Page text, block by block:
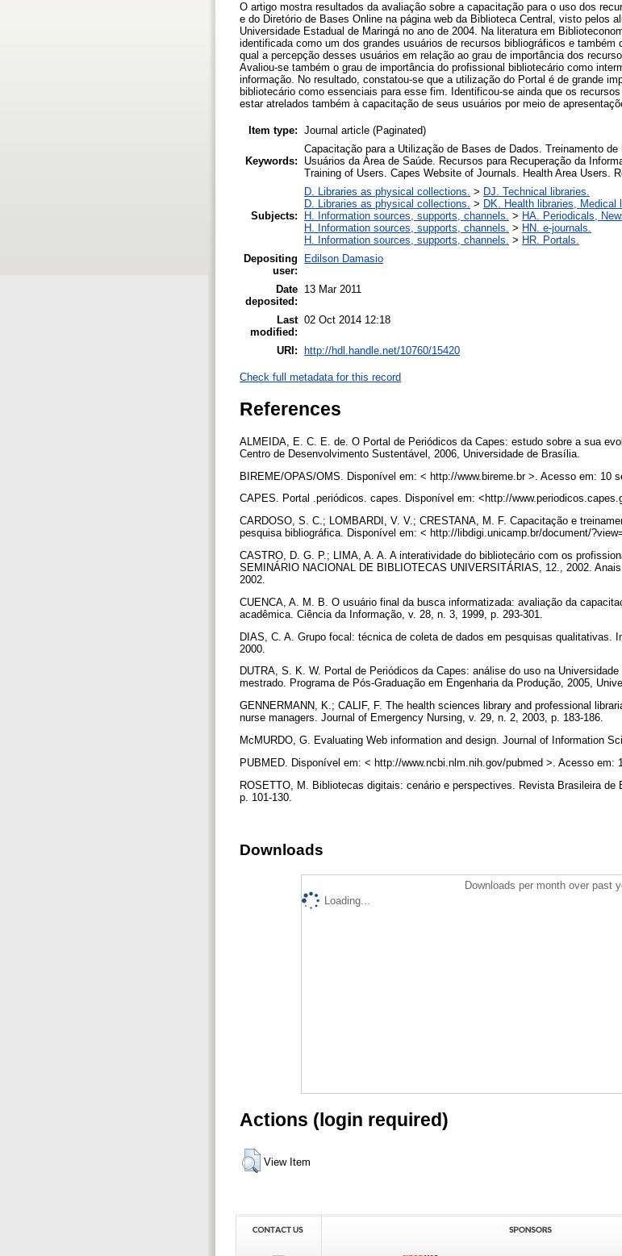
O artigo mostra resultados da avaliação sobre a capacitação para o uso dos
e do Diretório de Bases Online na página web da Biblioteca Central, visto pelos
Universidade Estadual de Maringá no ano de 2004. Na literatura em
identificada como um dos grandes usuários de recursos bibliográficos e
qual a percepção desses usuários em relação ao grau de importância dos
Avaliou-se também o grau de importância do profissional bibliotecário como
informação. No resultado, constatou-se que a utilização do Portal é de grande
bibliotecário como essenciais para esse fim. Identificou-se ainda que os
estar atrelados também à capacitação de seus usuários por meio de
Item type: Journal article (Paginated)
Keywords:
Capacitação para a Utilização de Bases de Dados. Treinamento
Usuários da Área de Saúde. Recursos para Recuperação da
Training of Users. Capes Website of Journals. Health Area Users.
Subjects:
D. Libraries as physical collections. > DJ. Technical libraries.
D. Libraries as physical collections. > DK. Health libraries, Medical
H. Information sources, supports, channels. > HA. Periodicals,
H. Information sources, supports, channels. > HN. e-journals.
H. Information sources, supports, channels. > HR. Portals.
Depositing
user:
Edilson Damasio
Date
deposited:
13 Mar 2011
Last
modified:
02 Oct 2014 12:18
URI: http://hdl.handle.net/10760/15420
Check full metadata for this record
References
ALMEIDA, E. C. E. de. O Portal de Periódicos da Capes: estudo sobre a sua
Centro de Desenvolvimento Sustentável, 2006, Universidade de Brasília.
BIREME/OPAS/OMS. Disponível em: < http://www.bireme.br >. Acesso em: 10
CAPES. Portal .periódicos. capes. Disponível em: <http://
CARDOSO, S. C.; LOMBARDI, V. V.; CRESTANA, M. F. Capacitação e
pesquisa bibliográfica. Disponível em: < http://libdigi.unicamp.br/document/
CASTRO, D. G. P.; LIMA, A. A. A interatividade do bibliotecário com os
SEMINÁRIO NACIONAL DE BIBLIOTECAS UNIVERSITÁRIAS, 12., 2002.
2002.
CUENCA, A. M. B. O usuário final da busca informatizada: avaliação da
acadêmica. Ciência da Informação, v. 28, n. 3, 1999, p. 293-301.
DIAS, C. A. Grupo focal: técnica de coleta de dados em pesquisas qualitativas.
2000.
DUTRA, S. K. W. Portal de Periódicos da Capes: análise do uso na
mestrado. Programa de Pós-Graduação em Engenharia da Produção, 2005,
GENNERMANN, K.; CALIF, F. The health sciences library and professional
nurse managers. Journal of Emergency Nursing, v. 29, n. 2, 2003, p. 183-186.
McMURDO, G. Evaluating Web information and design. Journal of Information
PUBMED. Disponível em: < http://www.ncbi.nlm.nih.gov/pubmed >. Acesso em:
ROSETTO, M. Bibliotecas digitais: cenário e perspectives. Revista Brasileira de
p. 101-130.
Downloads
Downloads per month over past
Loading...
Actions (login required)
View Item